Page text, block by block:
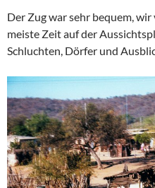
Der Zug war sehr bequem,
meiste Zeit auf der
Schluchten, Dörfer und